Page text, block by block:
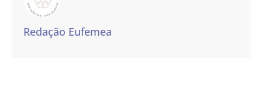
Redação Eufemea